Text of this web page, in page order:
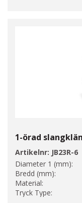
1-örad
Artikelnr: JB23R-6
Diameter 1 (mm):
Bredd (mm):
Material:
Tryck Type: